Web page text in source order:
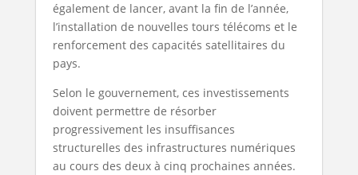
également de lancer, avant la fin de l’année,
l’installation de nouvelles tours télécoms et le
renforcement des capacités satellitaires du
pays.
Selon le gouvernement, ces investissements
doivent permettre de résorber
progressivement les insuffisances
structurelles des infrastructures numériques
au cours des deux à cinq prochaines années.